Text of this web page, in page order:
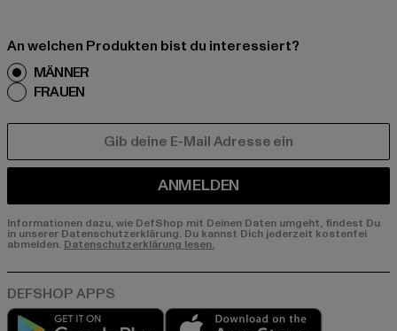
An welchen Produkten bist du interessiert?
MÄNNER
FRAUEN
ANMELDEN
Informationen dazu, wie DefShop mit Deinen Daten umgeht, findest Du
in unserer Datenschutzerklärung. Du kannst Dich jederzeit kostenfei
abmelden. Datenschutzerklärung lesen.
Play market